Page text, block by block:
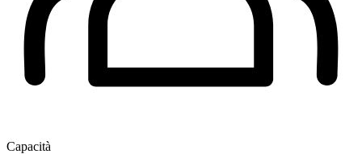
Capacità